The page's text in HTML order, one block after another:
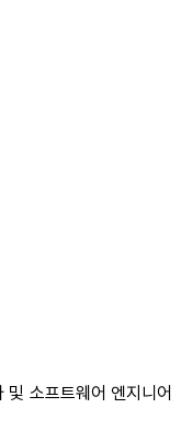
소프트웨어 엔지니어